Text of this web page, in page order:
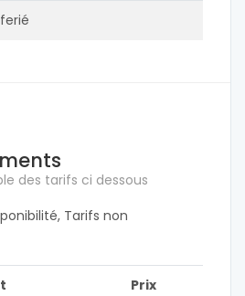
des tarifs ci dessous
Tarifs non
Prix